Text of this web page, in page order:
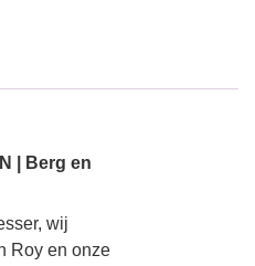
| Berg en
wij
Roy en onze